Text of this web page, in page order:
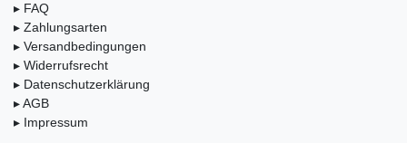
▸ FAQ
▸ Zahlungsarten
▸ Versandbedingungen
▸ Widerrufsrecht
▸ Datenschutzerklärung
▸ AGB
▸ Impressum